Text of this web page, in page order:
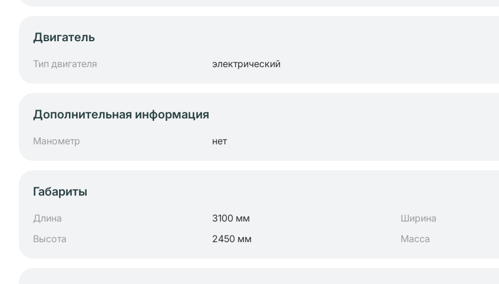
Двигатель
Тип двигателя электрический
Дополнительная информация
Манометр нет
Габариты
Длина 3100 мм Ширина
Высота
2450 мм Масса